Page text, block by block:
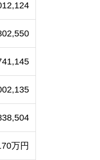
万円